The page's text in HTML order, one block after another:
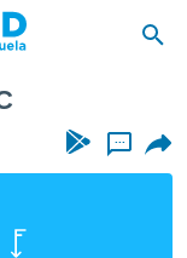
...